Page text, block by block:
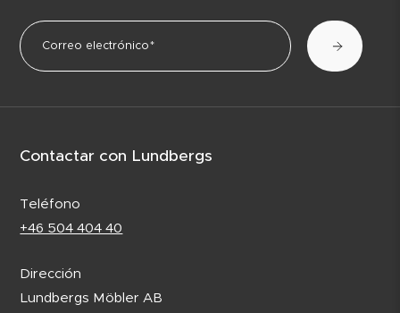
Contactar con Lundbergs
Teléfono
+46 504 404 40
Dirección
Lundbergs Möbler AB